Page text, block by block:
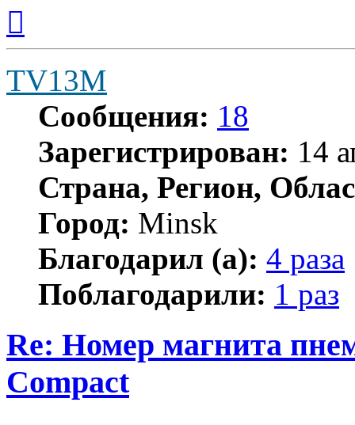
началу
TV13M
Сообщения: 18
Зарегистрирован: 14
Страна, Регион,
Город: Minsk
Благодарил (а): 4 раза
Поблагодарили: 1 раз
Re: Номер магнита
Compact